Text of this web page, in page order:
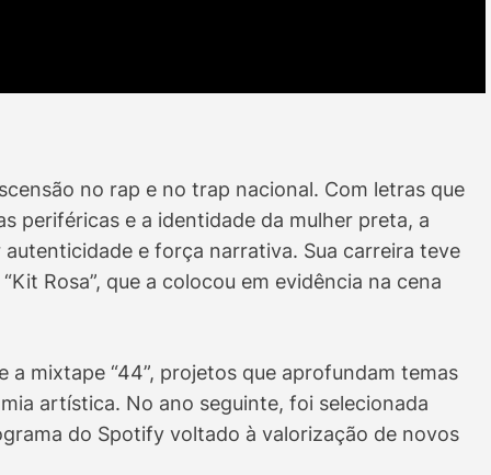
no rap e no trap nacional. Com letras que
periféricas e a identidade da mulher preta, a
e força narrativa. Sua carreira teve
Rosa”, que a colocou em evidência na cena
a mixtape “44”, projetos que aprofundam temas
artística. No ano seguinte, foi selecionada
do Spotify voltado à valorização de novos